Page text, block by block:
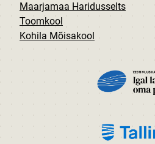
Maarjamaa Haridusselts
Toomkool
Kohila Mõisakool
PILT
PILT